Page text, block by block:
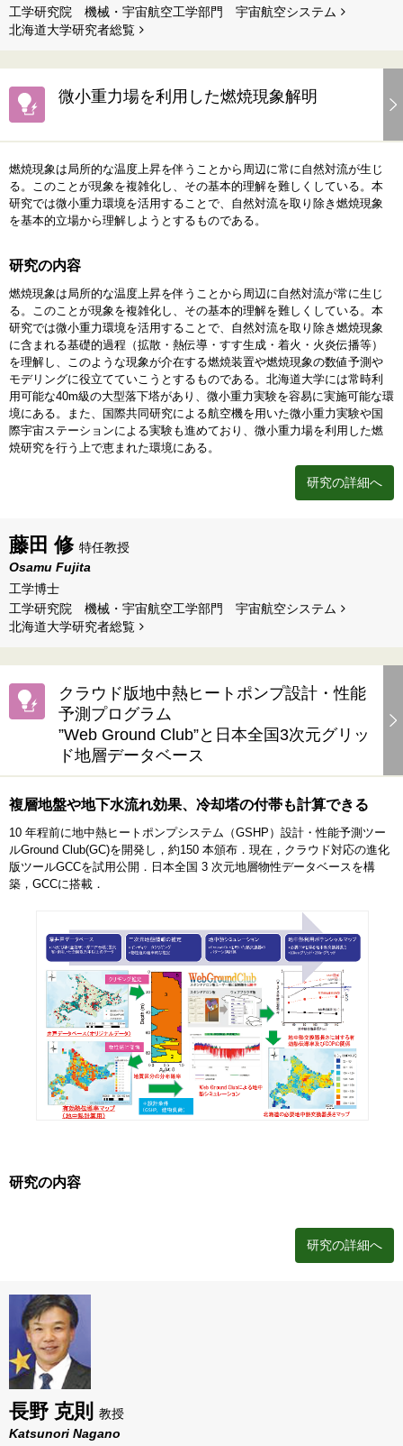
工学研究院 機械・宇宙航空工学部門 宇宙航空システム
北海道⼤学研究者総覧
微小重力場を利用した燃焼現象解明
燃焼現象は局所的な温度上昇を伴うことから周辺に常に自然対流が生じ
る。このことが現象を複雑化し、その基本的理解を難しくしている。本
研究では微小重力環境を活用することで、自然対流を取り除き燃焼現象
を基本的立場から理解しようとするものである。
研究の内容
燃焼現象は局所的な温度上昇を伴うことから周辺に自然対流が常に生じ
る。このことが現象を複雑化し、その基本的理解を難しくしている。本
研究では微小重力環境を活用することで、自然対流を取り除き燃焼現象
に含まれる基礎的過程（拡散・熱伝導・すす生成・着火・火炎伝播等）
を理解し、このような現象が介在する燃焼装置や燃焼現象の数値予測や
モデリングに役立てていこうとするものである。北海道大学には常時利
用可能な40m級の大型落下塔があり、微小重力実験を容易に実施可能な環
境にある。また、国際共同研究による航空機を用いた微小重力実験や国
際宇宙ステーションによる実験も進めており、微小重力場を利用した燃
焼研究を行う上で恵まれた環境にある。
研究の詳細へ
藤田 修 特任教授
Osamu Fujita
工学博士
工学研究院 機械・宇宙航空工学部門 宇宙航空システム
北海道⼤学研究者総覧
クラウド版地中熱ヒートポンプ設計・性能
予測プログラム
”Web Ground Club”と日本全国3次元グリッ
ド地層データベース
複層地盤や地下水流れ効果、冷却塔の付帯も計算できる
10 年程前に地中熱ヒートポンプシステム（GSHP）設計・性能予測ツー
ルGround Club(GC)を開発し，約150 本頒布．現在，クラウド対応の進化
版ツールGCCを試用公開．日本全国 3 次元地層物性データベースを構
築，GCCに搭載．
研究の内容
研究の詳細へ
長野 克則
教授
Katsunori Nagano